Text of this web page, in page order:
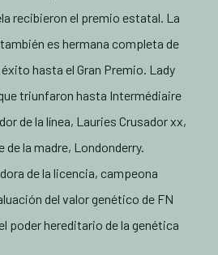
recibieron el premio estatal. La
es hermana completa de
hasta el Gran Premio. Lady
triunfaron hasta Intermédiaire
de la línea, Lauries Crusador xx,
de la madre, Londonderry.
de la licencia, campeona
del valor genético de FN
poder hereditario de la genética